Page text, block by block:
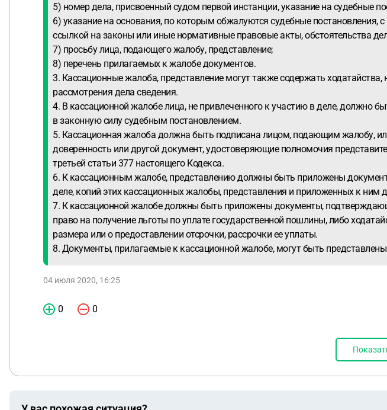
5) номер дела, присвоенный судом первой инстанции, указание на судебные
6) указание на основания, по которым обжалуются судебные
ссылкой на законы или иные нормативные правовые акты, обстоятельства
7) просьбу лица, подающего жалобу, представление;
8) перечень прилагаемых к жалобе документов.
3. Кассационные жалоба, представление могут также содержать
рассмотрения дела сведения.
4. В кассационной жалобе лица, не привлеченного к участию в деле, должно
в законную силу судебным постановлением.
5. Кассационная жалоба должна быть подписана лицом, подающим жалобу,
доверенность или другой документ, удостоверяющие полномочия
третьей статьи 377 настоящего Кодекса.
6. К кассационным жалобе, представлению должны быть приложены
деле, копий этих кассационных жалобы, представления и приложенных к ним
7. К кассационной жалобе должны быть приложены документы,
право на получение льготы по уплате государственной пошлины, либо
размера или о предоставлении отсрочки, рассрочки ее уплаты.
8. Документы, прилагаемые к кассационной жалобе, могут быть
04 июля 2020, 16:25
0 0